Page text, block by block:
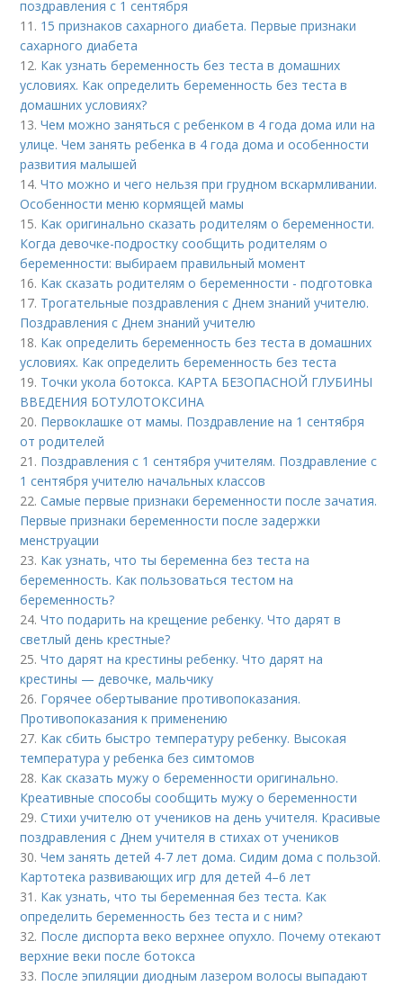
поздравления с 1 сентября
11. 15 признаков сахарного диабета. Первые признаки
сахарного диабета
12. Как узнать беременность без теста в домашних
условиях. Как определить беременность без теста в
домашних условиях?
13.Чем можно заняться с ребенком в 4 года дома или на
улице. Чем занять ребенка в 4 года дома и особенности
развития малышей
14.Что можно и чего нельзя при грудном вскармливании.
Особенности меню кормящей мамы
15. Как оригинально сказать родителям о беременности.
Когда девочке-подростку сообщить родителям о
беременности: выбираем правильный момент
16. Как сказать родителям о беременности - подготовка
17. Трогательные поздравления с Днем знаний учителю.
Поздравления с Днем знаний учителю
18. Как определить беременность без теста в домашних
условиях. Как определить беременность без теста
19. Точки укола ботокса. КАРТА БЕЗОПАСНОЙ ГЛУБИНЫ
ВВЕДЕНИЯ БОТУЛОТОКСИНА
20. Первоклашке от мамы. Поздравление на 1 сентября
от родителей
21. Поздравления с 1 сентября учителям. Поздравление с
1 сентября учителю начальных классов
22.Самые первые признаки беременности после зачатия.
Первые признаки беременности после задержки
менструации
23. Как узнать, что ты беременна без теста на
беременность. Как пользоваться тестом на
беременность?
24.Что подарить на крещение ребенку. Что дарят в
светлый день крестные?
25.Что дарят на крестины ребенку. Что дарят на
крестины — девочке, мальчику
26. Горячее обертывание противопоказания.
Противопоказания к применению
27. Как сбить быстро температуру ребенку. Высокая
температура у ребенка без симтомов
28. Как сказать мужу о беременности оригинально.
Креативные способы сообщить мужу о беременности
29.Стихи учителю от учеников на день учителя. Красивые
поздравления с Днем учителя в стихах от учеников
30.Чем занять детей 4-7 лет дома. Сидим дома с пользой.
Картотека развивающих игр для детей 4–6 лет
31. Как узнать, что ты беременная без теста. Как
определить беременность без теста и с ним?
32. После диспорта веко верхнее опухло. Почему отекают
верхние веки после ботокса
33. После эпиляции диодным лазером волосы выпадают